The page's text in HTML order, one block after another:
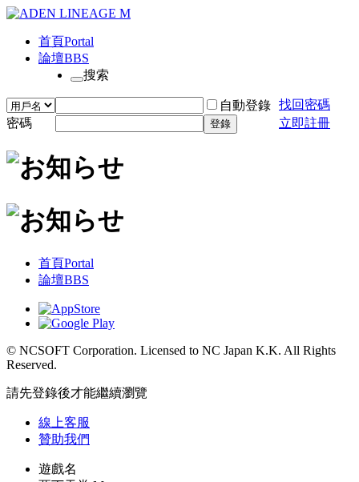
首頁Portal
論壇BBS
搜索
自動登錄 找回密碼
密碼
登錄 立即註冊
首頁Portal
論壇BBS
© NCSOFT Corporation. Licensed to NC Japan K.K. All Rights
Reserved.
請先登錄後才能繼續瀏覽
線上客服
贊助我們
遊戲名